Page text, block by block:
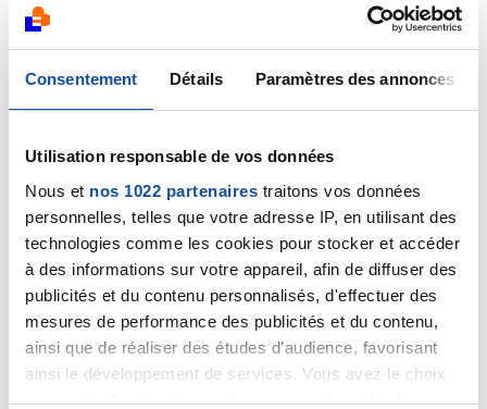
Consentement Détails Paramètres des annonces
Utilisation responsable de vos données
Nous et nos 1022 partenaires traitons vos données
personnelles, telles que votre adresse IP, en utilisant des
technologies comme les cookies pour stocker et accéder
à des informations sur votre appareil, afin de diffuser des
publicités et du contenu personnalisés, d'effectuer des
mesures de performance des publicités et du contenu,
ainsi que de réaliser des études d’audience, favorisant
ainsi le développement de services. Vous avez le choix
quant à l'utilisation de vos données et à leurs finalités.
Souricette
03/05/2020 - 14:51
Bien sûr qu'il n'y a rien de mal à demander des avis et je
comprends votre inquiétude, mais pourquoi pensez-
vous forcément à un cancer ? il y a quand même plein